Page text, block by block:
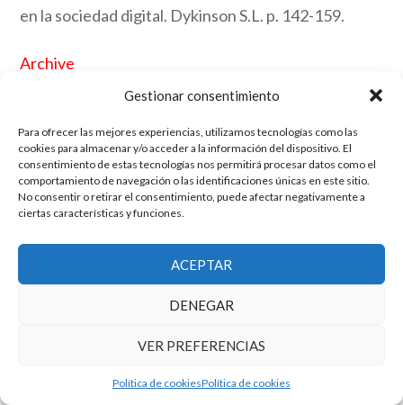
Gestionar consentimiento
Para ofrecer las mejores experiencias, utilizamos tecnologías como las
cookies para almacenar y/o acceder a la información del dispositivo. El
consentimiento de estas tecnologías nos permitirá procesar datos como el
comportamiento de navegación o las identificaciones únicas en este sitio.
No consentir o retirar el consentimiento, puede afectar negativamente a
ciertas características y funciones.
ACEPTAR
DENEGAR
VER PREFERENCIAS
Política de cookiesPolítica de cookies
en la sociedad digital. Dykinson S.L. p. 142-159.
Archive
El grupo de investigación en Economía Pública cuenta con financiación
del Gobierno de Aragón
Copyright © 2025 ·Monta tu Blog
Política de privacidad de datos
Copyright © 2025 ·
Genesis Framework